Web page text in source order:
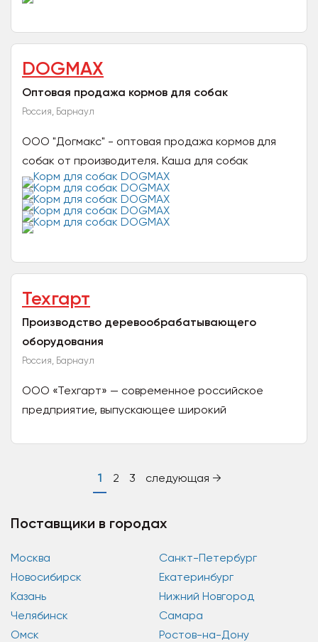
DOGMAX
Оптовая продажа кормов для собак
Россия, Барнаул
ООО "Догмакс" - оптовая продажа кормов для
собак от производителя. Каша для собак
DOGMAX - качественный отечественный
продукт, распространяемый...
Техгарт
Производство деревообрабатывающего
оборудования
Россия, Барнаул
ООО «Техгарт» — современное российское
предприятие, выпускающее широкий
оборудования для...
1 2 3 следующая →
Поставщики в городах
Москва
Санкт-Петербург
Новосибирск
Екатеринбург
Казань
Нижний Новгород
Челябинск
Самара
Омск
Ростов-на-Дону